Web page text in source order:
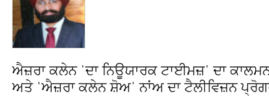
ਐਜ਼ਰਾ ਕਲੇਨ ˈਦਾ ਨਿਊਯਾਰਕ ਟਾਈਮਜ਼ˈ ਦਾ
ਅਤੇ ˈਐਜ਼ਰਾ ਕਲੇਨ ਸ਼ੋਅˈ ਨਾਂਅ ਦਾ ਟੈਲੀਵਿਜ਼ਨ